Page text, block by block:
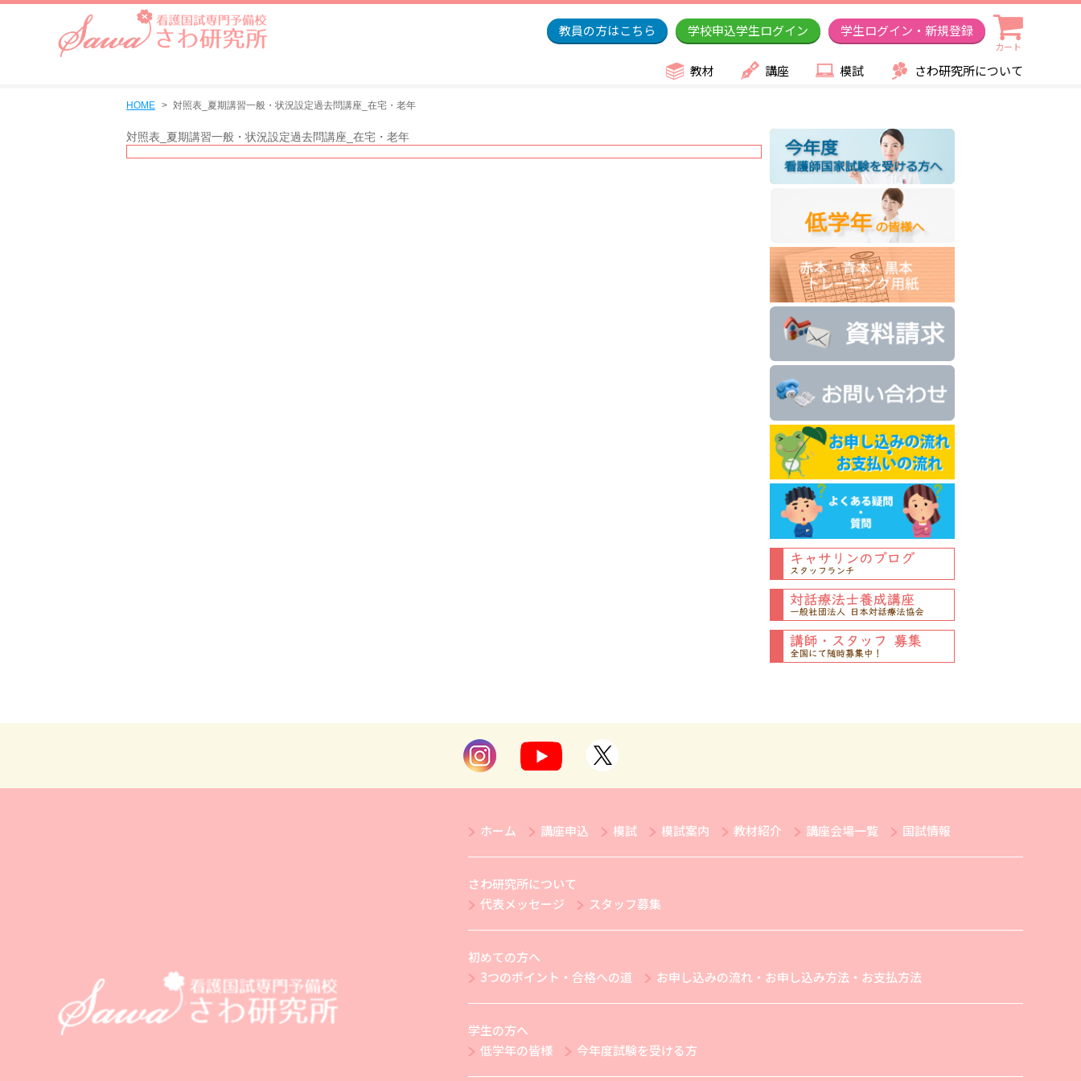
教員の方はこちら 学校申込学生ログイン 学生ログイン・新規登録
カート
教材 講座 模試 さわ研究所について
HOME 対照表_夏期講習一般・状況設定過去問講座_在宅・老年
対照表_夏期講習一般・状況設定過去問講座_在宅・老年
ホーム 講座申込 模試 模試案内 教材紹介 講座会場一覧 国試情報
さわ研究所について
代表メッセージ
スタッフ募集
初めての方へ
3つのポイント・合格への道
お申し込みの流れ・お申し込み方法・お支払方法
学生の方へ
低学年の皆様
今年度試験を受ける方